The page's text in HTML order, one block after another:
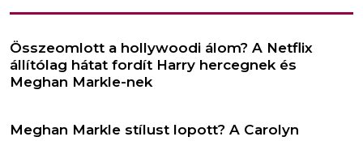
Összeomlott a hollywoodi álom? A Netflix
állítólag hátat fordít Harry hercegnek és
Meghan Markle-nek
Meghan Markle stílust lopott? A Carolyn